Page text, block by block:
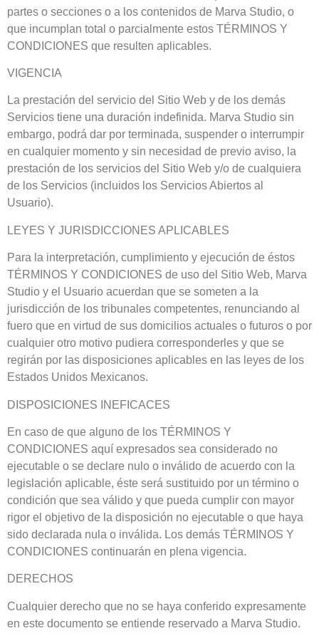
partes o secciones o a los contenidos de Marva Studio, o
que incumplan total o parcialmente estos TÉRMINOS Y
CONDICIONES que resulten aplicables.
VIGENCIA
La prestación del servicio del Sitio Web y de los demás
Servicios tiene una duración indefinida. Marva Studio sin
embargo, podrá dar por terminada, suspender o interrumpir
en cualquier momento y sin necesidad de previo aviso, la
prestación de los servicios del Sitio Web y/o de cualquiera
de los Servicios (incluidos los Servicios Abiertos al
Usuario).
LEYES Y JURISDICCIONES APLICABLES
Para la interpretación, cumplimiento y ejecución de éstos
TÉRMINOS Y CONDICIONES de uso del Sitio Web, Marva
Studio y el Usuario acuerdan que se someten a la
jurisdicción de los tribunales competentes, renunciando al
fuero que en virtud de sus domicilios actuales o futuros o por
cualquier otro motivo pudiera corresponderles y que se
regirán por las disposiciones aplicables en las leyes de los
Estados Unidos Mexicanos.
DISPOSICIONES INEFICACES
En caso de que alguno de los TÉRMINOS Y
CONDICIONES aquí expresados sea considerado no
ejecutable o se declare nulo o inválido de acuerdo con la
legislación aplicable, éste será sustituido por un término o
condición que sea válido y que pueda cumplir con mayor
rigor el objetivo de la disposición no ejecutable o que haya
sido declarada nula o inválida. Los demás TÉRMINOS Y
CONDICIONES continuarán en plena vigencia.
DERECHOS
Cualquier derecho que no se haya conferido expresamente
en este documento se entiende reservado a Marva Studio.